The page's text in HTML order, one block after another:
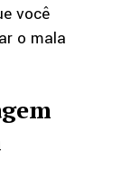
você
o mala